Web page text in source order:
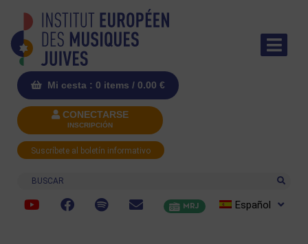
Mi cesta : 0 items / 0.00 €
CONECTARSE
INSCRIPCIÓN
Suscríbete al boletín informativo
Buscar
MRJ Español